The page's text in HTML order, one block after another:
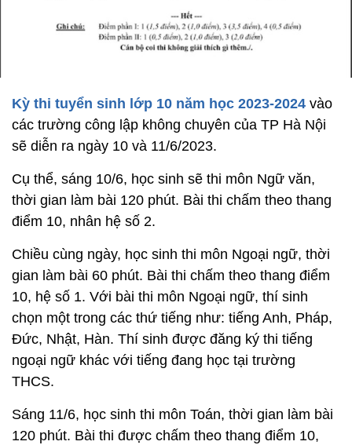
Kỳ thi tuyển sinh lớp 10 năm học 2023-2024 vào
các trường công lập không chuyên của TP Hà Nội
sẽ diễn ra ngày 10 và 11/6/2023.
Cụ thể, sáng 10/6, học sinh sẽ thi môn Ngữ văn,
thời gian làm bài 120 phút. Bài thi chấm theo thang
điểm 10, nhân hệ số 2.
Chiều cùng ngày, học sinh thi môn Ngoại ngữ, thời
gian làm bài 60 phút. Bài thi chấm theo thang điểm
10, hệ số 1. Với bài thi môn Ngoại ngữ, thí sinh
chọn một trong các thứ tiếng như: tiếng Anh, Pháp,
Đức, Nhật, Hàn. Thí sinh được đăng ký thi tiếng
ngoại ngữ khác với tiếng đang học tại trường
THCS.
Sáng 11/6, học sinh thi môn Toán, thời gian làm bài
120 phút. Bài thi được chấm theo thang điểm 10,